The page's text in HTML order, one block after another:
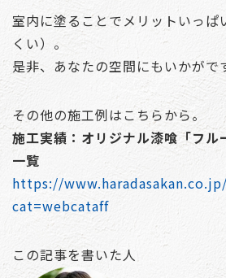
室内に塗ることでメリットいっぱ
くい）。
是非、あなたの空間にもいかがで
その他の施工例はこちらから。
施工実績：オリジナル漆喰「フル
一覧
https://
cat=webcataff
この記事を書いた人